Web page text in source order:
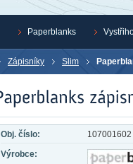
Zápisníky Slim
Obj. číslo:
107001602
Výrobce:
Paperblanks